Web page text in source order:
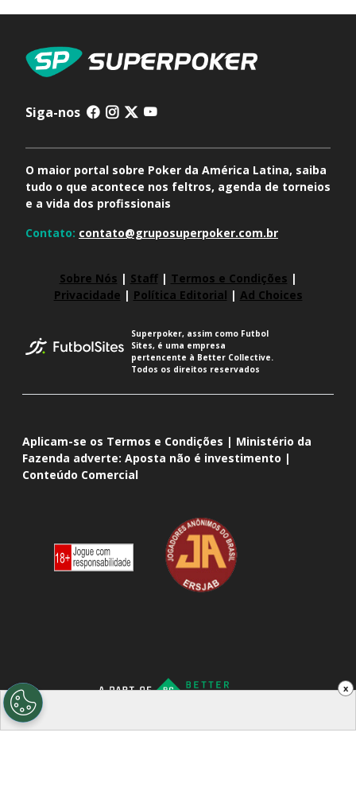
x
Siga-nos
O maior portal sobre Poker da América Latina, saiba
tudo o que acontece nos feltros, agenda de torneios
e a vida dos profissionais
Contato: contato@gruposuperpoker.com.br
Sobre Nós | Staff| Termos e Condições |
Privacidade | Política Editorial | Ad Choices
Superpoker, assim como Futbol
Sites, é uma empresa
pertencente à Better Collective.
Todos os direitos reservados
Aplicam-se os Termos e Condições | Ministério da
Fazenda adverte: Aposta não é investimento |
Conteúdo Comercial